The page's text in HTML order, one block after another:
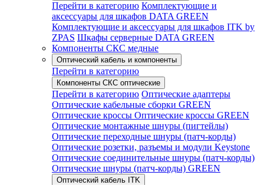
Перейти в категорию Комплектующие и
аксессуары для шкафов DATA GREEN
Комплектующие и аксессуары для шкафов ITK by
ZPAS Шкафы серверные DATA GREEN
Компоненты СКС медные
Оптический кабель и компоненты
Перейти в категорию
Компоненты СКС оптические
Перейти в категорию Оптические адаптеры
Оптические кабельные сборки GREEN
Оптические кроссы Оптические кроссы GREEN
Оптические монтажные шнуры (пигтейлы)
Оптические переходные шнуры (патч-корды)
Оптические розетки, разъемы и модули Keystone
Оптические соединительные шнуры (патч-корды)
Оптические шнуры (патч-корды) GREEN
Оптический кабель ITK